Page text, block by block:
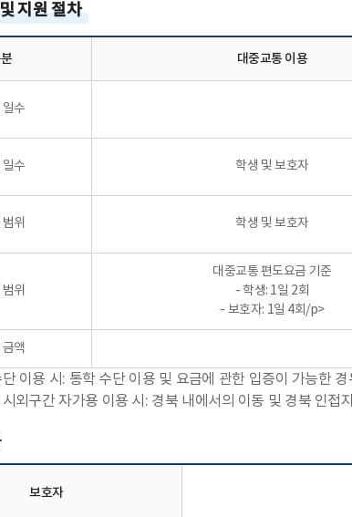
지원 절차
대중교통 이용
수
수 학생 및 보호자
위 학생 및 보호자
위
대중교통 편도요금 기준
- 학생: 1일 2회
- 보호자: 1일 4회/p>
액
이용 시: 통학 수단 이용 및 요금에 관한 입증이 가능한
외구간 자가용 이용 시: 경북 내에서의 이동 및 경북 인접
보호자